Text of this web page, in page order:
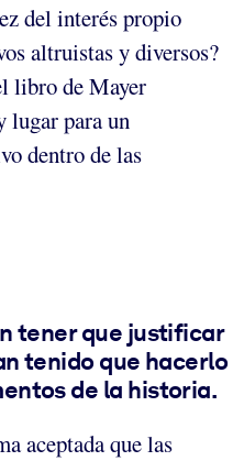
del interés propio
altruistas y diversos?
libro de Mayer
lugar para un
dentro de las
tener que justificar
tenido que hacerlo
de la historia.
aceptada que las